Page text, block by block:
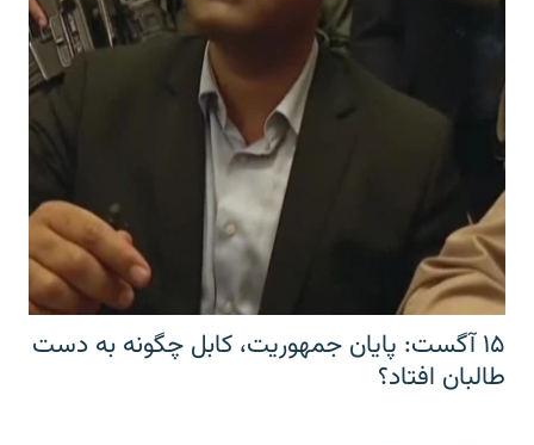
۱۵ آگست: پایان جمهوریت، کابل چگونه به دست
طالبان افتاد؟